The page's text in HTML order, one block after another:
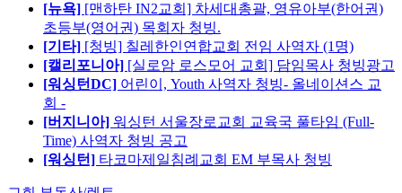
[뉴욕] [맨하탄 IN2교회] 차세대총괄, 영유아부(한어권)
초등부(영어권) 목회자 청빙.
[기타] [청빙] 칠레한인연합교회 전임 사역자 (1명)
[캘리포니아] [실로암 로스모어 교회] 담임목사 청빙광고
[워싱턴DC] 어린이, Youth 사역자 청빙- 올네이션스 교
회 -
[버지니아] 워싱턴 서울장로교회 교육국 풀타임 (Full-
Time) 사역자 청빙 공고
[워싱턴] 타코마제일침례교회 EM 부목사 청빙